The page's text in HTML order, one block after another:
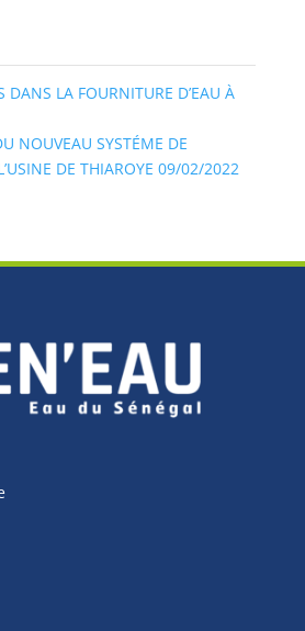
DANS LA FOURNITURE D’EAU À
NOUVEAU SYSTÉME DE
DE THIAROYE 09/02/2022